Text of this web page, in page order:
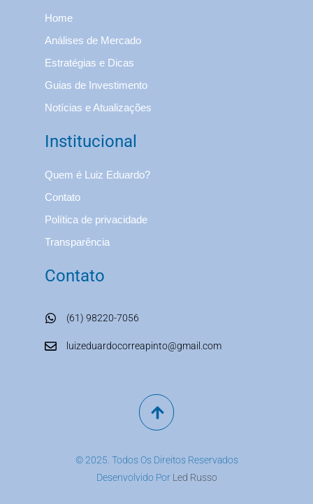
Home
Análises de Mercado
Estratégias e Dicas
Guias de Investimento
Notícias e Atualizações
Institucional
Quem é Luiz Eduardo?
Contato
Política de privacidade
Transparência
Contato
(61) 98220-7056
luizeduardocorreapinto@gmail.com
© 2025. Todos Os Direitos Reservados
Desenvolvido Por Led Russo